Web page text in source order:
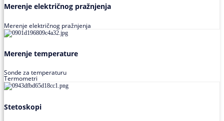
Merenje električnog pražnjenja
Merenje električnog pražnjenja
Merenje temperature
Sonde za temperaturu
Termometri
Stetoskopi